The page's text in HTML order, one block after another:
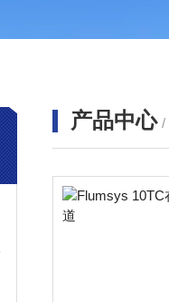
产品中心 /